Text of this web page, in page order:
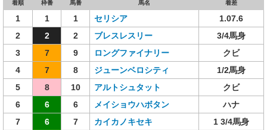
着順 枠番 馬番 馬名 着差
1 1 1 セリシア
1.07.6
2
2 2 ブレスレスリー
3/4馬身
3
7 9 ロングファイナリー
クビ
4
7 8 ジューンベロシティ
1/2馬身
5
8 10 アルトシュタット
クビ
6
6 6 メイショウハボタン
ハナ
7
6 7 カイカノキセキ
1 3/4馬身